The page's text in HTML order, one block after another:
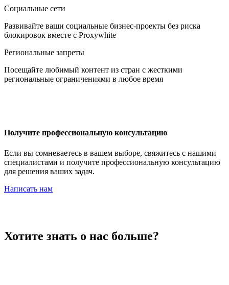
Индонезия
Иран
Социальные сети
Развивайте ваши социальные бизнес-проекты без риска
блокировок вместе с Proxywhite
Региональные запреты
Посещайте любимый контент из стран с жесткими
региональные ограничениями в любое время
Получите профессиональную консультацию
Если вы сомневаетесь в вашем выборе, свяжитесь с нашими
специалистами и получите профессиональную консультацию
для решения ваших задач.
Написать нам
Хотите знать о нас больше?